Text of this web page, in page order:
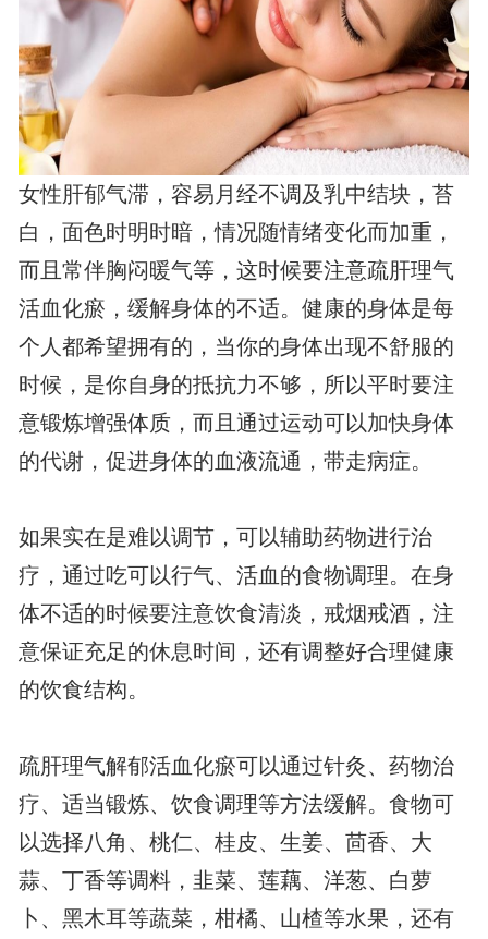
女性肝郁气滞，容易月经不调及乳中结块，苔
白，面色时明时暗，情况随情绪变化而加重，
而且常伴胸闷暖气等，这时候要注意疏肝理气
活血化瘀，缓解身体的不适。健康的身体是每
个人都希望拥有的，当你的身体出现不舒服的
时候，是你自身的抵抗力不够，所以平时要注
意锻炼增强体质，而且通过运动可以加快身体
的代谢，促进身体的血液流通，带走病症。
如果实在是难以调节，可以辅助药物进行治
疗，通过吃可以行气、活血的食物调理。在身
体不适的时候要注意饮食清淡，戒烟戒酒，注
意保证充足的休息时间，还有调整好合理健康
的饮食结构。
疏肝理气解郁活血化瘀可以通过针灸、药物治
疗、适当锻炼、饮食调理等方法缓解。食物可
以选择八角、桃仁、桂皮、生姜、茴香、大
蒜、丁香等调料，韭菜、莲藕、洋葱、白萝
卜、黑木耳等蔬菜，柑橘、山楂等水果，还有